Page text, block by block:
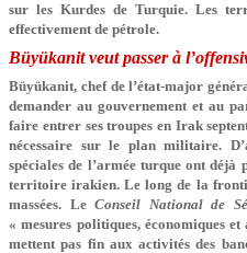
sur les Kurdes de Turquie. Les
effectivement de pétrole.
Büyükanit veut passer à
Büyükanit, chef de l’état-major
demander au gouvernement et au
faire entrer ses troupes en Irak
nécessaire sur le plan militaire.
spéciales de l’armée turque ont déjà
territoire irakien. Le long de la
massées. LeConseil National de
« mesures politiques, économiques
mettent pas fin aux activités des